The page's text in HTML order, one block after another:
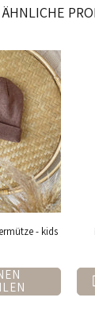
ÄHNLICHE
- 3er Set